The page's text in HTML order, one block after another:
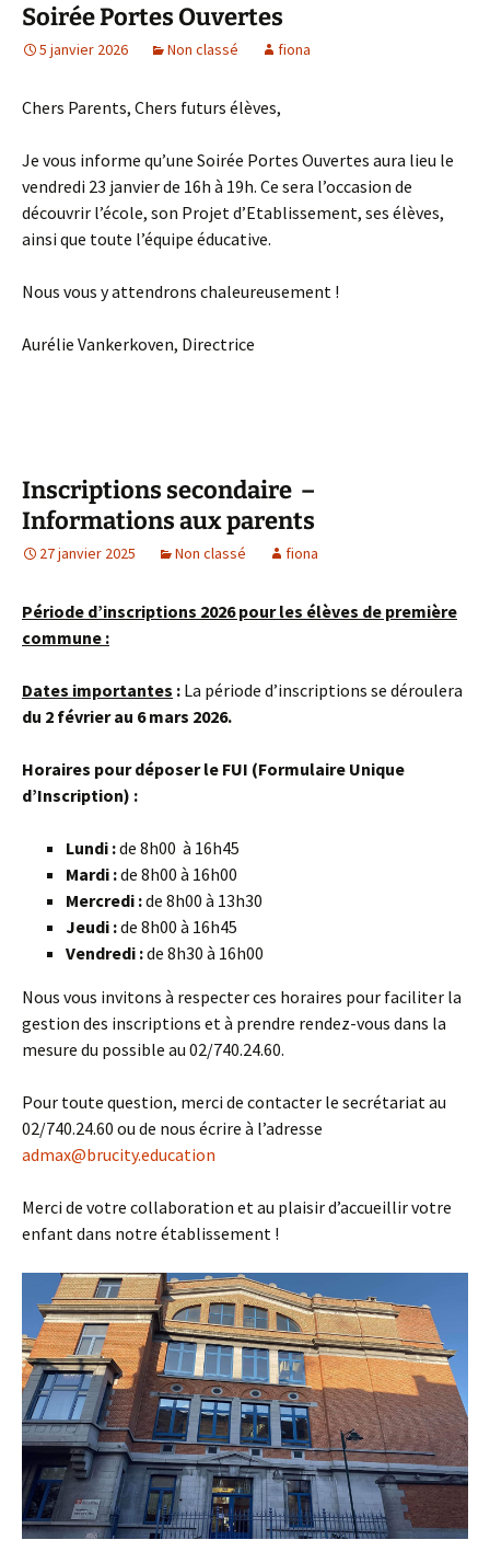
Soirée Portes Ouvertes
5 janvier 2026 Non classé fiona
Chers Parents, Chers futurs élèves,
Je vous informe qu’une Soirée Portes Ouvertes aura lieu le
vendredi 23 janvier de 16h à 19h. Ce sera l’occasion de
découvrir l’école, son Projet d’Etablissement, ses élèves,
ainsi que toute l’équipe éducative.
Nous vous y attendrons chaleureusement !
Aurélie Vankerkoven, Directrice
Inscriptions secondaire –
Informations aux parents
27 janvier 2025 Non classé fiona
Période d’inscriptions 2026 pour les élèves de première
commune :
Dates importantes : La période d’inscriptions se déroulera
du 2 février au 6 mars 2026.
Horaires pour déposer le FUI (Formulaire Unique
d’Inscription) :
Lundi :de 8h00 à 16h45
Mardi :de 8h00 à 16h00
Mercredi :de 8h00 à 13h30
Jeudi :de 8h00 à 16h45
Vendredi :de 8h30 à 16h00
Nous vous invitons à respecter ces horaires pour faciliter la
gestion des inscriptions et à prendre rendez-vous dans la
mesure du possible au 02/740.24.60.
Pour toute question, merci de contacter le secrétariat au
02/740.24.60 ou de nous écrire à l’adresse
admax@brucity.education
Merci de votre collaboration et au plaisir d’accueillir votre
enfant dans notre établissement !